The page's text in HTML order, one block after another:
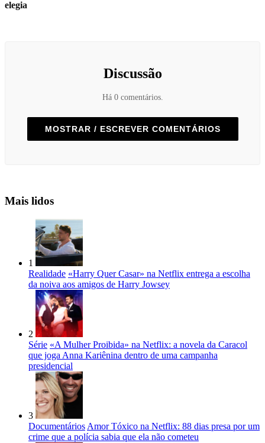
elegia
Discussão
Há 0 comentários.
MOSTRAR / ESCREVER COMENTÁRIOS
Mais lidos
1
Realidade «Harry Quer Casar» na Netflix entrega a escolha
da noiva aos amigos de Harry Jowsey
2
Série «A Mulher Proibida» na Netflix: a novela da Caracol
que joga Anna Kariênina dentro de uma campanha
presidencial
3
Documentários Amor Tóxico na Netflix: 88 dias presa por um
crime que a polícia sabia que ela não cometeu